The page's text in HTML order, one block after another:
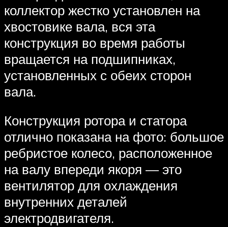
коллектор жестко установлен на
хвостовике вала, вся эта
конструкция во время работы
вращается на подшипниках,
установленных с обеих сторон
вала.
Конструкция ротора и статора
отлично показана на фото: большое
ребристое колесо, расположенное
на валу впереди якоря — это
вентилятор для охлаждения
внутренних деталей
электродвигателя.